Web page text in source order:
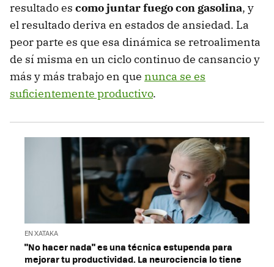
resultado es como juntar fuego con gasolina, y
el resultado deriva en estados de ansiedad. La
peor parte es que esa dinámica se retroalimenta
de sí misma en un ciclo continuo de cansancio y
más y más trabajo en que nunca se es
suficientemente productivo.
EN XATAKA
"No hacer nada" es una técnica estupenda para
mejorar tu productividad. La neurociencia lo tiene